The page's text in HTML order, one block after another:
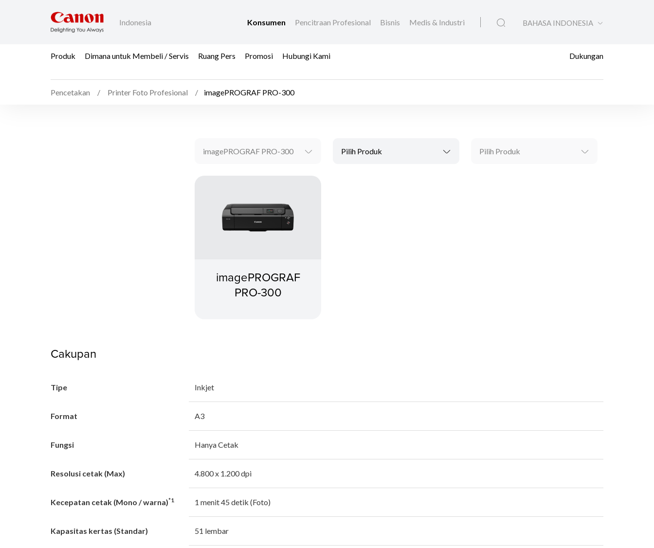
Indonesia Konsumen Pencitraan Profesional Bisnis Medis & Industri BAHASA INDONESIA
Produk Dimana untuk Membeli / Servis Ruang Pers Promosi Hubungi Kami Dukungan
Pencetakan Printer Foto Profesional imagePROGRAF PRO-300
imagePROGRAF PRO-300 Pilih Produk Pilih Produk
imagePROGRAF
PRO-300
Cakupan
Tipe Inkjet
Format A3
Fungsi Hanya Cetak
Resolusi cetak (Max) 4.800 x 1.200 dpi
Kecepatan cetak (Mono / warna)*1 1 menit 45 detik (Foto)
Kapasitas kertas (Standar) 51 lembar